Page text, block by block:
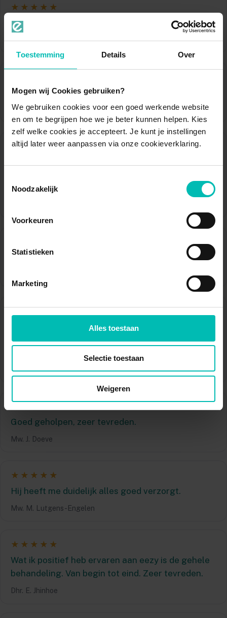
Toestemming Details Over
Mogen wij Cookies gebruiken?
We gebruiken cookies voor een goed werkende website
en om te begrijpen hoe we je beter kunnen helpen. Kies
zelf welke cookies je accepteert. Je kunt je instellingen
altijd later weer aanpassen via onze cookieverklaring.
Noodzakelijk
Voorkeuren
Statistieken
Marketing
Alles toestaan
Selectie toestaan
Weigeren
★★★★★
Ik zou Sam en Eezy iedereen aanraden.
Dhr. H. Romijn
Prettig, veel contact, gaf me zelfvertrouwen
Mw. J.D.A. Janssen
★★★★★
Correct en zeer vriendelijk bejegend!
Hij heeft me heel fijn behandeld
★★★★★
Er werd naar mij geluisterd, en bij misverstanden
werd er gelijk gezocht naar een passende
Mw. F. Philippi
Goed geholpen, zeer tevreden.
Mw. J. Doeve
★★★★★
Hij heeft me duidelijk alles goed verzorgt.
Mw. M. Lutgens-Engelen
★★★★★
Wat ik positief heb ervaren aan eezy is de gehele
behandeling. Van begin tot eind. Zeer tevreden.
Dhr. E. Jhinhoe